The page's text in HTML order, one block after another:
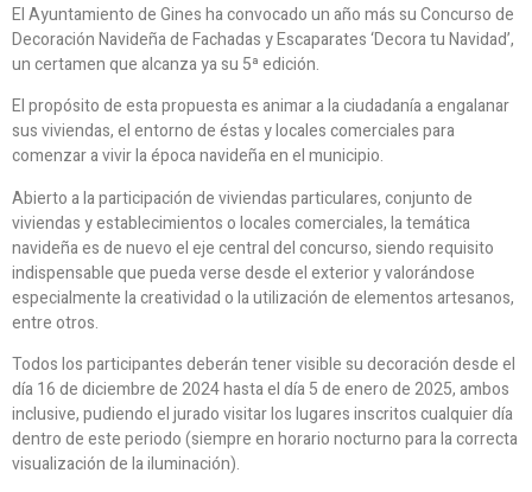
El Ayuntamiento de Gines ha convocado un año más su Concurso de
Decoración Navideña de Fachadas y Escaparates ‘Decora tu Navidad’,
un certamen que alcanza ya su 5ª edición.
El propósito de esta propuesta es animar a la ciudadanía a engalanar
sus viviendas, el entorno de éstas y locales comerciales para
comenzar a vivir la época navideña en el municipio.
Abierto a la participación de viviendas particulares, conjunto de
viviendas y establecimientos o locales comerciales, la temática
navideña es de nuevo el eje central del concurso, siendo requisito
indispensable que pueda verse desde el exterior y valorándose
especialmente la creatividad o la utilización de elementos artesanos,
entre otros.
Todos los participantes deberán tener visible su decoración desde el
día 16 de diciembre de 2024 hasta el día 5 de enero de 2025, ambos
inclusive, pudiendo el jurado visitar los lugares inscritos cualquier día
dentro de este periodo (siempre en horario nocturno para la correcta
visualización de la iluminación).